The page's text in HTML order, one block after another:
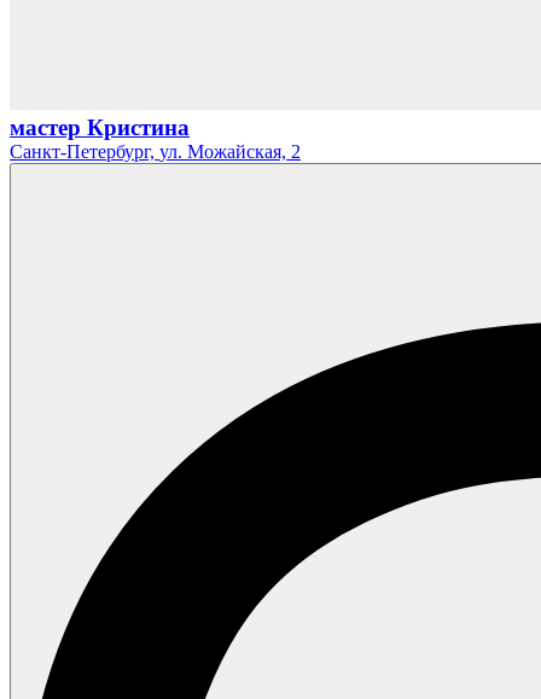
мастер Кристина
Санкт-Петербург, ул. Можайская, 2